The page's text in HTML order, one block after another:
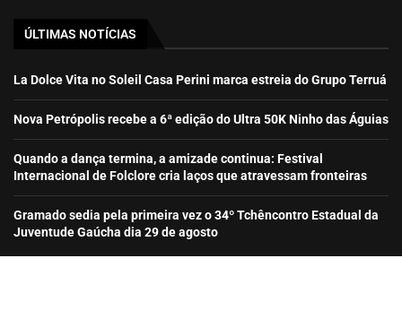
ÚLTIMAS NOTÍCIAS
La Dolce Vita no Soleil Casa Perini marca estreia do Grupo Terruá
Nova Petrópolis recebe a 6ª edição do Ultra 50K Ninho das Águias
Quando a dança termina, a amizade continua: Festival
Internacional de Folclore cria laços que atravessam fronteiras
Gramado sedia pela primeira vez o 34º Tchêncontro Estadual da
Juventude Gaúcha dia 29 de agosto